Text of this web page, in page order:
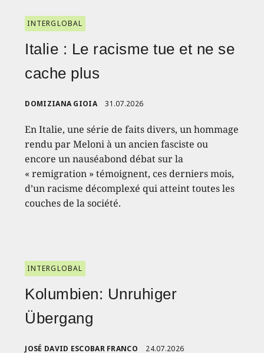
INTERGLOBAL
Italie : Le racisme tue et ne se
cache plus
DOMIZIANA GIOIA 31.07.2026
En Italie, une série de faits divers, un hommage
rendu par Meloni à un ancien fasciste ou
encore un nauséabond débat sur la
« remigration » témoignent, ces derniers mois,
d’un racisme décomplexé qui atteint toutes les
couches de la société.
INTERGLOBAL
Kolumbien: Unruhiger
Übergang
JOSÉ DAVID ESCOBAR FRANCO 24.07.2026